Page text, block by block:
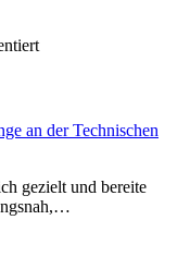
gezielt und bereite